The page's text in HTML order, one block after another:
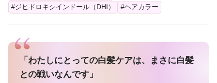
#ジヒドロキシインドール（DHI）
#ヘアカラー
「わたしにとっての白髪ケアは、まさに白髪
との戦いなんです」